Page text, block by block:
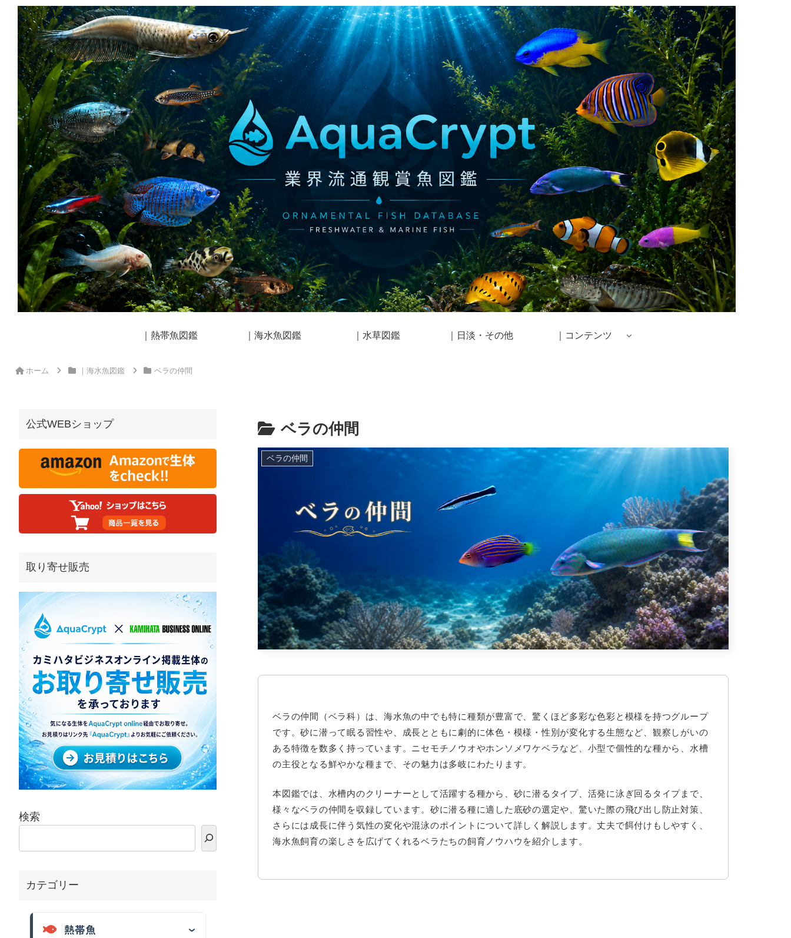
｜熱帯魚図鑑 ｜海水魚図鑑 ｜水草図鑑 ｜日淡・その他 ｜コンテンツ
ホーム ｜海水魚図鑑 ベラの仲間
ベラの仲間
ベラの仲間
ベラの仲間（ベラ科）は、海水魚の中でも特に種類が豊富で、驚くほど多彩な色彩と模様を持つグループ
です。砂に潜って眠る習性や、成長とともに劇的に体色・模様・性別が変化する生態など、観察しがいの
ある特徴を数多く持っています。ニセモチノウオやホンソメワケベラなど、小型で個性的な種から、水槽
の主役となる鮮やかな種まで、その魅力は多岐にわたります。
本図鑑では、水槽内のクリーナーとして活躍する種から、砂に潜るタイプ、活発に泳ぎ回るタイプまで、
様々なベラの仲間を収録しています。砂に潜る種に適した底砂の選定や、驚いた際の飛び出し防止対策、
さらには成長に伴う気性の変化や混泳のポイントについて詳しく解説します。丈夫で餌付けもしやすく、
海水魚飼育の楽しさを広げてくれるベラたちの飼育ノウハウを紹介します。
公式WEBショップ
取り寄せ販売
検索
カテゴリー
熱帯魚